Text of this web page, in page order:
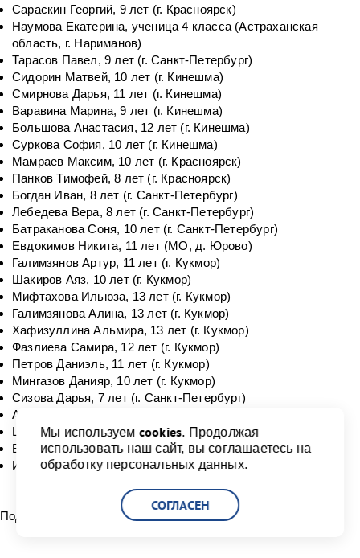
Сараскин Георгий, 9 лет (г. Красноярск)
Наумова Екатерина, ученица 4 класса (Астраханская
область, г. Нариманов)
Тарасов Павел, 9 лет (г. Санкт-Петербург)
Сидорин Матвей, 10 лет (г. Кинешма)
Смирнова Дарья, 11 лет (г. Кинешма)
Варавина Марина, 9 лет (г. Кинешма)
Большова Анастасия, 12 лет (г. Кинешма)
Суркова София, 10 лет (г. Кинешма)
Мамраев Максим, 10 лет (г. Красноярск)
Панков Тимофей, 8 лет (г. Красноярск)
Богдан Иван, 8 лет (г. Санкт-Петербург)
Лебедева Вера, 8 лет (г. Санкт-Петербург)
Батраканова Соня, 10 лет (г. Санкт-Петербург)
Евдокимов Никита, 11 лет (МО, д. Юрово)
Галимзянов Артур, 11 лет (г. Кукмор)
Шакиров Аяз, 10 лет (г. Кукмор)
Мифтахова Ильюза, 13 лет (г. Кукмор)
Галимзянова Алина, 13 лет (г. Кукмор)
Хафизуллина Альмира, 13 лет (г. Кукмор)
Фазлиева Самира, 12 лет (г. Кукмор)
Петров Даниэль, 11 лет (г. Кукмор)
Мингазов Данияр, 10 лет (г. Кукмор)
Сизова Дарья, 7 лет (г. Санкт-Петербург)
Алексеенко Вера, 7 лет (г. Санкт-Петербург)
Шарабанов Владислав, 7 лет (г. Санкт-Петербург)
Богданова Дарина, 7 лет (г. Санкт-Петербург)
Исламгулов Даниил, 12 лет (Республика Коми, г. Печора)
Поделиться:
Мы используем cookies. Продолжая
использовать наш сайт, вы соглашаетесь на
обработку персональных данных.
СОГЛАСЕН